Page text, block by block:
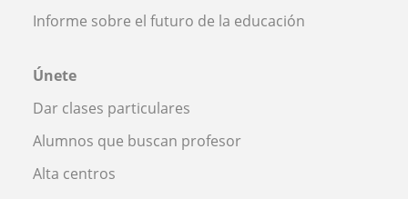
Informe sobre el futuro de la educación
Únete
Dar clases particulares
Alumnos que buscan profesor
Alta centros